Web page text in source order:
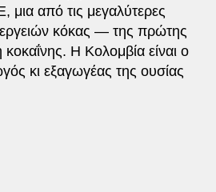
από τις μεγαλύτερες
κόκας — της πρώτης
Η Κολομβία είναι ο
κι εξαγωγέας της ουσίας